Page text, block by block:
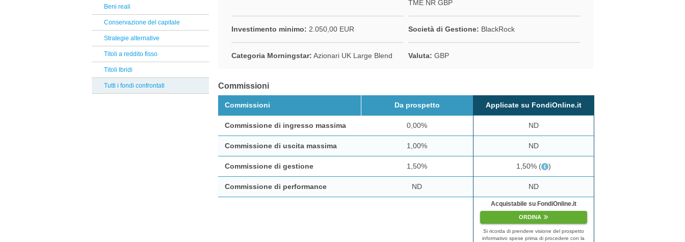
Reclami Assicurativi
Reclami Servizio di Investimento
Banor
Flossbach von Storch
Man GLG
Swisscanto
Mirae
Neuberger Berman
Beni reali
Conservazione del capitale
Strategie alternative
Titoli a reddito fisso
Titoli Ibridi
Tutti i fondi confrontati
TME NR GBP
Investimento minimo: 2.050,00 EUR Società di Gestione: BlackRock
Categoria Morningstar: Azionari UK Large Blend Valuta: GBP
Commissioni
Commissioni Da prospetto Applicate su FondiOnline.it
Commissione di ingresso massima 0,00% ND
Commissione di uscita massima 1,00% ND
Commissione di gestione 1,50% 1,50% ( )
Commissione di performance ND ND
Acquistabile su FondiOnline.it
ORDINA
Si ricorda di prendere visione del prospetto
informativo spese prima di procedere con la